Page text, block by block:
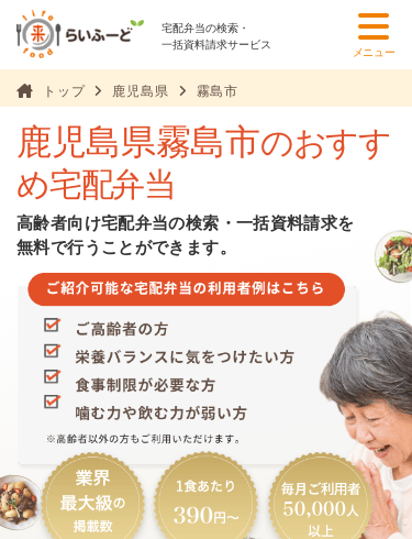
宅配弁当の検索・
一括資料請求サービス
メニュー
トップ 鹿児島県 霧島市
鹿児島県霧島市のおすす
め宅配弁当
高齢者向け宅配弁当の検索・一括資料請求を
無料で行うことができます。